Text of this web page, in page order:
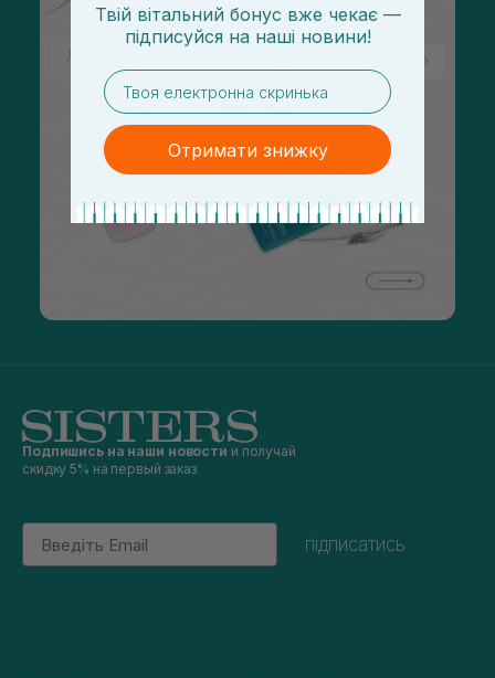
Подпишись на наши новости и получай
скидку 5% на первый заказ
Email
підписатись
Твій вітальний бонус вже чекає —
підписуйся на наші новини!
email
Отримати знижку